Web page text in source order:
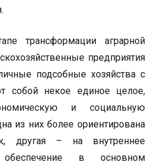
трансформации аграрной
предприятия
подсобные хозяйства с
собой некое единое целое,
и социальную
из них более ориентирована
другая – на внутреннее
в основном